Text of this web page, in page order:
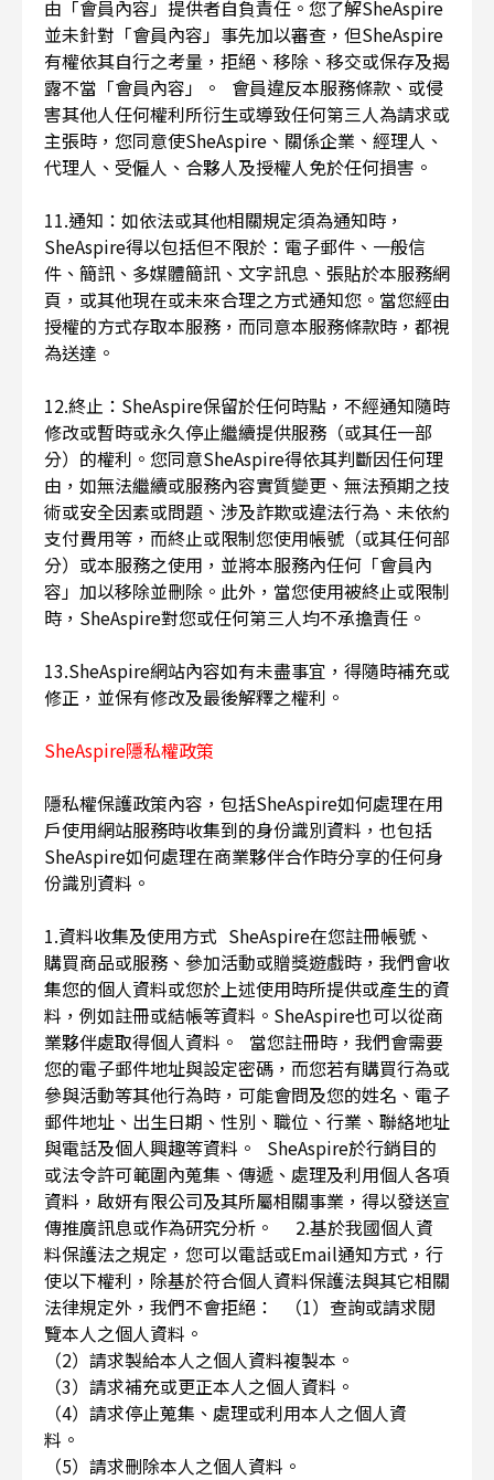
由「會員內容」提供者自負責任。您了解SheAspire
並未針對「會員內容」事先加以審查，但SheAspire
有權依其自行之考量，拒絕、移除、移交或保存及揭
露不當「會員內容」。 會員違反本服務條款、或侵
害其他人任何權利所衍生或導致任何第三人為請求或
主張時，您同意使SheAspire、關係企業、經理人、
代理人、受僱人、合夥人及授權人免於任何損害。
11.通知：如依法或其他相關規定須為通知時，
SheAspire得以包括但不限於：電子郵件、一般信
件、簡訊、多媒體簡訊、文字訊息、張貼於本服務網
頁，或其他現在或未來合理之方式通知您。當您經由
授權的方式存取本服務，而同意本服務條款時，都視
為送達。
12.終止：SheAspire保留於任何時點，不經通知隨時
修改或暫時或永久停止繼續提供服務（或其任一部
分）的權利。您同意SheAspire得依其判斷因任何理
由，如無法繼續或服務內容實質變更、無法預期之技
術或安全因素或問題、涉及詐欺或違法行為、未依約
支付費用等，而終止或限制您使用帳號（或其任何部
分）或本服務之使用，並將本服務內任何「會員內
容」加以移除並刪除。此外，當您使用被終止或限制
時，SheAspire對您或任何第三人均不承擔責任。
13.SheAspire網站內容如有未盡事宜，得隨時補充或
修正，並保有修改及最後解釋之權利。
SheAspire隱私權政策
隱私權保護政策內容，包括SheAspire如何處理在用
戶使用網站服務時收集到的身份識別資料，也包括
SheAspire如何處理在商業夥伴合作時分享的任何身
份識別資料。
1.資料收集及使用方式 SheAspire在您註冊帳號、
購買商品或服務、參加活動或贈獎遊戲時，我們會收
集您的個人資料或您於上述使用時所提供或產生的資
料，例如註冊或結帳等資料。SheAspire也可以從商
業夥伴處取得個人資料。 當您註冊時，我們會需要
您的電子郵件地址與設定密碼，而您若有購買行為或
參與活動等其他行為時，可能會問及您的姓名、電子
郵件地址、出生日期、性別、職位、行業、聯絡地址
與電話及個人興趣等資料。 SheAspire於行銷目的
或法令許可範圍內蒐集、傳遞、處理及利用個人各項
資料，啟妍有限公司及其所屬相關事業，得以發送宣
傳推廣訊息或作為研究分析。 2.基於我國個人資
料保護法之規定，您可以電話或Email通知方式，行
使以下權利，除基於符合個人資料保護法與其它相關
法律規定外，我們不會拒絕： （1）查詢或請求閱
覽本人之個人資料。
（2）請求製給本人之個人資料複製本。
（3）請求補充或更正本人之個人資料。
（4）請求停止蒐集、處理或利用本人之個人資
料。
（5）請求刪除本人之個人資料。